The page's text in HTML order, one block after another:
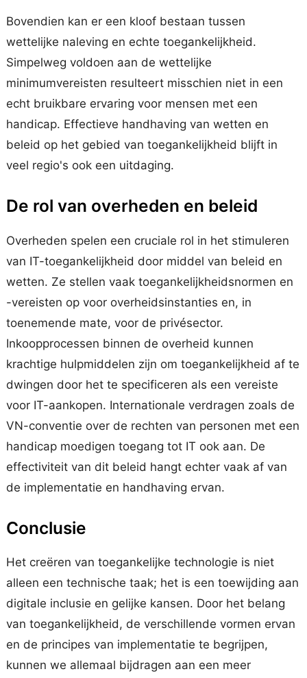
Bovendien kan er een kloof bestaan tussen
wettelijke naleving en echte toegankelijkheid.
Simpelweg voldoen aan de wettelijke
minimumvereisten resulteert misschien niet in een
echt bruikbare ervaring voor mensen met een
handicap. Effectieve handhaving van wetten en
beleid op het gebied van toegankelijkheid blijft in
veel regio's ook een uitdaging.
De rol van overheden en beleid
Overheden spelen een cruciale rol in het stimuleren
van IT-toegankelijkheid door middel van beleid en
wetten. Ze stellen vaak toegankelijkheidsnormen en
-vereisten op voor overheidsinstanties en, in
toenemende mate, voor de privésector.
Inkoopprocessen binnen de overheid kunnen
krachtige hulpmiddelen zijn om toegankelijkheid af te
dwingen door het te specificeren als een vereiste
voor IT-aankopen. Internationale verdragen zoals de
VN-conventie over de rechten van personen met een
handicap moedigen toegang tot IT ook aan. De
effectiviteit van dit beleid hangt echter vaak af van
de implementatie en handhaving ervan.
Conclusie
Het creëren van toegankelijke technologie is niet
alleen een technische taak; het is een toewijding aan
digitale inclusie en gelijke kansen. Door het belang
van toegankelijkheid, de verschillende vormen ervan
en de principes van implementatie te begrijpen,
kunnen we allemaal bijdragen aan een meer